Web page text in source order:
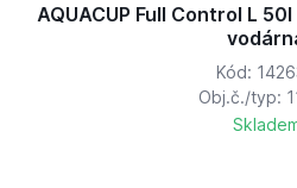
AQUACUP Full Control L
Kód:
Obj.č./typ: